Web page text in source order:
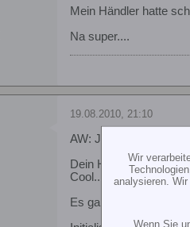
Mein Händler hatte
Na super....
19.08.2010, 21:10
AW: JIVE 100 LV
Dein Händler hat die
Cool... Vor allem v6...,
Es gab' aber mWn
Wir
analysieren.
Wenn Sie